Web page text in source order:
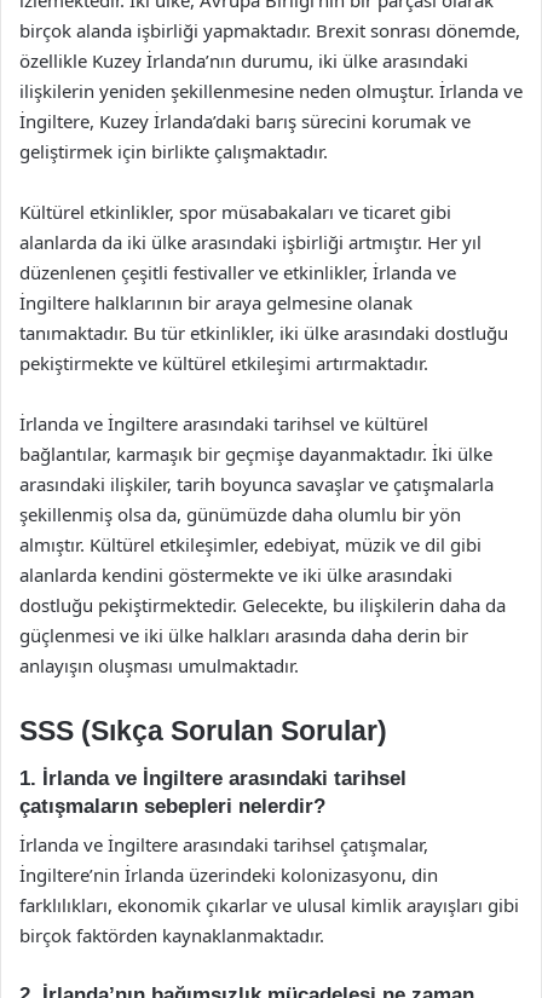
birçok alanda işbirliği yapmaktadır. Brexit sonrası dönemde,
özellikle Kuzey İrlanda’nın durumu, iki ülke arasındaki
ilişkilerin yeniden şekillenmesine neden olmuştur. İrlanda ve
İngiltere, Kuzey İrlanda’daki barış sürecini korumak ve
geliştirmek için birlikte çalışmaktadır.
Kültürel etkinlikler, spor müsabakaları ve ticaret gibi
alanlarda da iki ülke arasındaki işbirliği artmıştır. Her yıl
düzenlenen çeşitli festivaller ve etkinlikler, İrlanda ve
İngiltere halklarının bir araya gelmesine olanak
tanımaktadır. Bu tür etkinlikler, iki ülke arasındaki dostluğu
pekiştirmekte ve kültürel etkileşimi artırmaktadır.
İrlanda ve İngiltere arasındaki tarihsel ve kültürel
bağlantılar, karmaşık bir geçmişe dayanmaktadır. İki ülke
arasındaki ilişkiler, tarih boyunca savaşlar ve çatışmalarla
şekillenmiş olsa da, günümüzde daha olumlu bir yön
almıştır. Kültürel etkileşimler, edebiyat, müzik ve dil gibi
alanlarda kendini göstermekte ve iki ülke arasındaki
dostluğu pekiştirmektedir. Gelecekte, bu ilişkilerin daha da
güçlenmesi ve iki ülke halkları arasında daha derin bir
anlayışın oluşması umulmaktadır.
SSS (Sıkça Sorulan Sorular)
1. İrlanda ve İngiltere arasındaki tarihsel
çatışmaların sebepleri nelerdir?
İrlanda ve İngiltere arasındaki tarihsel çatışmalar,
İngiltere’nin İrlanda üzerindeki kolonizasyonu, din
farklılıkları, ekonomik çıkarlar ve ulusal kimlik arayışları gibi
birçok faktörden kaynaklanmaktadır.